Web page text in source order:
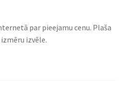
par pieejamu cenu. Plaša
izvēle.